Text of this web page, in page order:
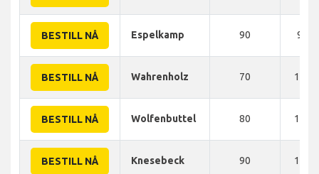
BESTILL NÅ Espelkamp 90 95
BESTILL NÅ Wahrenholz 70 100
BESTILL NÅ Wolfenbuttel 80 100
BESTILL NÅ Knesebeck 90 100